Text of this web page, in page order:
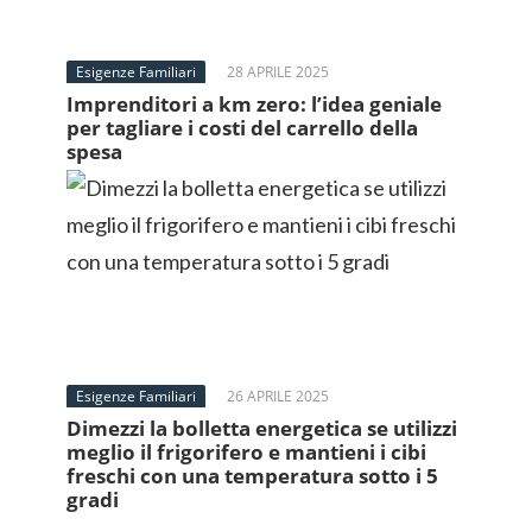
Esigenze Familiari 28 APRILE 2025
Imprenditori a km zero: l’idea geniale
per tagliare i costi del carrello della
spesa
Esigenze Familiari 26 APRILE 2025
Dimezzi la bolletta energetica se utilizzi
meglio il frigorifero e mantieni i cibi
freschi con una temperatura sotto i 5
gradi